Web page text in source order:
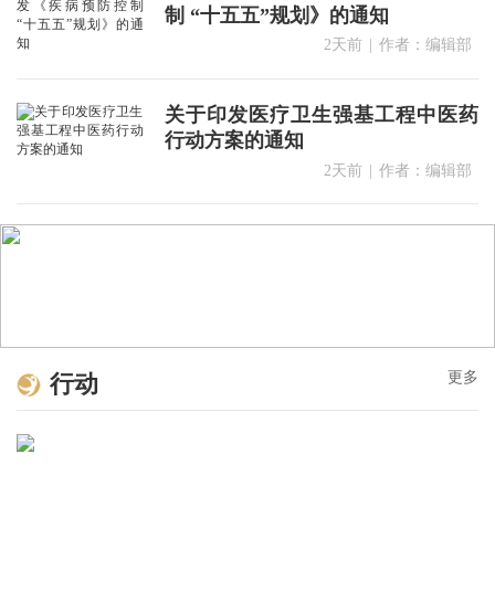
制 “十五五”规划》的通知
2天前 | 作者：编辑部
关于印发医疗卫生强基工程中医药
行动方案的通知
2天前 | 作者：编辑部
行动 更多